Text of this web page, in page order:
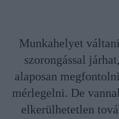
Munkahelyet
szorongással
alaposan
mérlegelni. De
elkerülhetetlen